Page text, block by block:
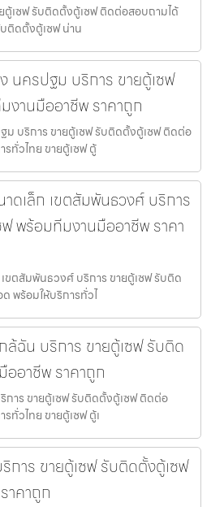
ตู้เซฟ รับติดตั้งตู้เซฟ ติดต่อสอบถามได้
ติดตั้งตู้เซฟ น่าน
นครปฐม บริการ ขายตู้เซฟ
านมืออาชีพ ราคาถูก
ม บริการ ขายตู้เซฟ รับติดตั้งตู้เซฟ ติดต่อ
ทั่วไทย ขายตู้เซฟ ตู้
ดเล็ก เขตสัมพันธวงศ์ บริการ
พร้อมทีมงานมืออาชีพ ราคา
ขตสัมพันธวงศ์ บริการ ขายตู้เซฟ รับติด
พร้อมให้บริการทั่วไ
ล้ฉัน บริการ ขายตู้เซฟ รับติด
อาชีพ ราคาถูก
การ ขายตู้เซฟ รับติดตั้งตู้เซฟ ติดต่อ
ทั่วไทย ขายตู้เซฟ ตู้เ
การ ขายตู้เซฟ รับติดตั้งตู้เซฟ
าคาถูก